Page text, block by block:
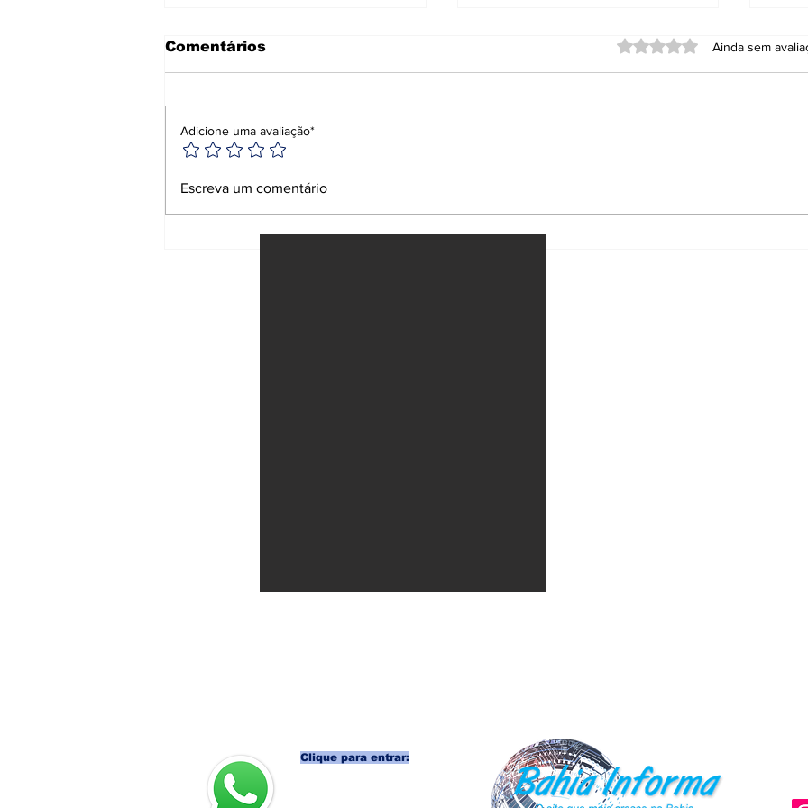
Tarifas de Trump: Brasil
impacto econômico
contra garimpo ilegal
em terra indígena
Comentários Avaliado com 0 de 5
Ainda sem
Adicione uma avaliação*
Escreva um comentário
Clique para entrar: